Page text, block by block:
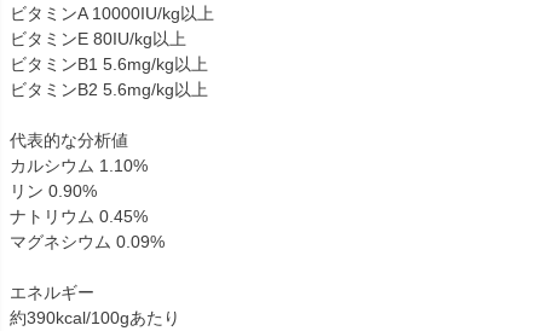
ビタミンA 10000IU/kg以上
ビタミンE 80IU/kg以上
ビタミンB1 5.6mg/kg以上
ビタミンB2 5.6mg/kg以上
代表的な分析値
カルシウム 1.10%
リン 0.90%
ナトリウム 0.45%
マグネシウム 0.09%
エネルギー
約390kcal/100gあたり